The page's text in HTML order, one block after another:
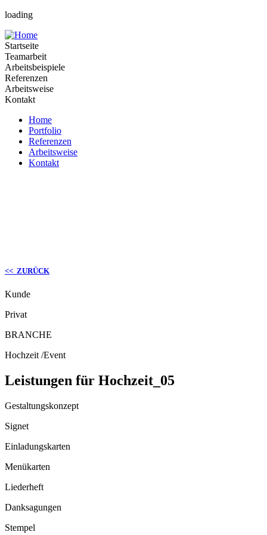
loading
Startseite
Teamarbeit
Arbeitsbeispiele
Referenzen
Arbeitsweise
Kontakt
Home
Portfolio
Referenzen
Arbeitsweise
Kontakt
<< ZURÜCK
Kunde
Privat
BRANCHE
Hochzeit /Event
Leistungen für Hochzeit_05
Gestaltungskonzept
Signet
Einladungskarten
Menükarten
Liederheft
Danksagungen
Stempel